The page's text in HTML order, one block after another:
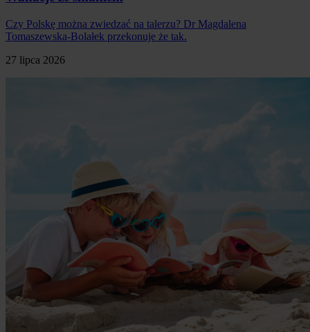
Czy Polskę można zwiedzać na talerzu? Dr Magdalena
Tomaszewska-Bolałek przekonuje że tak.
27 lipca 2026